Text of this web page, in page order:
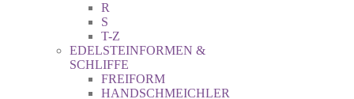
R
S
T-Z
EDELSTEINFORMEN &
SCHLIFFE
FREIFORM
HANDSCHMEICHLER